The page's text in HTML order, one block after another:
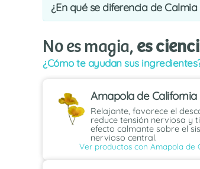
¿En qué se diferencia de
No es magia, es
¿Cómo te ayudan sus
Amapola de California
Relajante, favorece el
reduce tensión nerviosa y
efecto calmante sobre el
nervioso central.
Ver productos con Amapola de